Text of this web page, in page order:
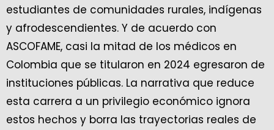
estudiantes de comunidades rurales, indígenas
y afrodescendientes. Y de acuerdo con
ASCOFAME, casi la mitad de los médicos en
Colombia que se titularon en 2024 egresaron de
instituciones públicas. La narrativa que reduce
esta carrera a un privilegio económico ignora
estos hechos y borra las trayectorias reales de